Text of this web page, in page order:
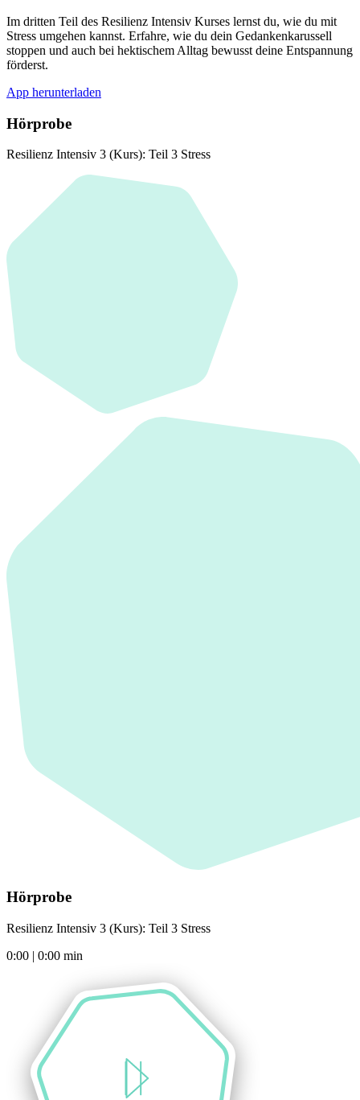
Im dritten Teil des Resilienz Intensiv Kurses lernst du, wie du mit
Stress umgehen kannst. Erfahre, wie du dein Gedankenkarussell
stoppen und auch bei hektischem Alltag bewusst deine Entspannung
förderst.
App herunterladen
Hörprobe
Resilienz Intensiv 3 (Kurs): Teil 3 Stress
Hörprobe
Resilienz Intensiv 3 (Kurs): Teil 3 Stress
0:00 | 0:00 min